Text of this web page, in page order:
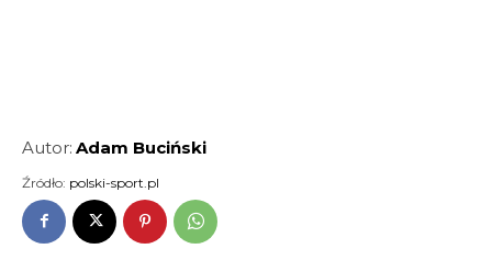
Autor: Adam Buciński
Źródło: polski-sport.pl